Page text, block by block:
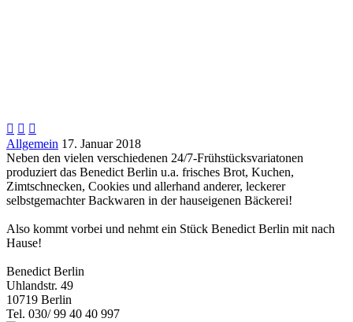
  
Allgemein 17. Januar 2018
Neben den vielen verschiedenen 24/7-Frühstücksvariatonen
produziert das Benedict Berlin u.a. frisches Brot, Kuchen,
Zimtschnecken, Cookies und allerhand anderer, leckerer
selbstgemachter Backwaren in der hauseigenen Bäckerei!
Also kommt vorbei und nehmt ein Stück Benedict Berlin mit nach
Hause!
Benedict Berlin
Uhlandstr. 49
10719 Berlin
Tel. 030/ 99 40 40 997